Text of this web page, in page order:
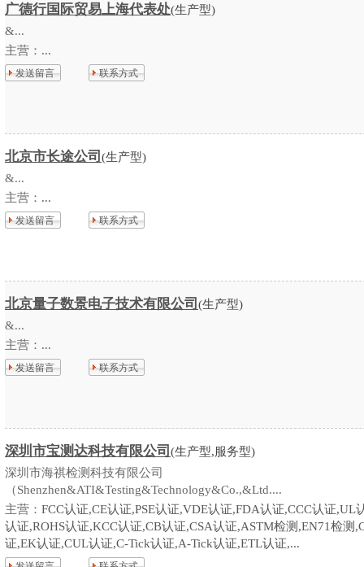
广德行国际贸易上海代表处(生产型)
&...
主营： ...
发送留言 联系方式
北京市长途公司 (生产型)
&...
主营： ...
发送留言 联系方式
北京量子数景电子技术有限公司 (生产型)
&...
主营： ...
发送留言 联系方式
深圳市宝测达科技有限公司 (生产型,服务型)
深圳市海祺检测科技有限公司
（Shenzhen&ATI&Testing&Technology&Co.,&Ltd....
主营： FCC认证,CE认证,PSE认证,VDE认证,FDA认证,CCC认证,UL
认证,ROHS认证,KCC认证,CB认证,CSA认证,ASTM检测,EN71检测
证,EK认证,CUL认证,C-Tick认证,A-Tick认证,ETL认证,...